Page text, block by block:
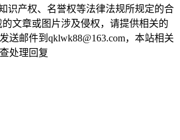
识产权、名誉权等法律法规所规定的合
文章或图片涉及侵权，请提供相关的
送邮件到qklwk88@163.com，本站相关
处理回复